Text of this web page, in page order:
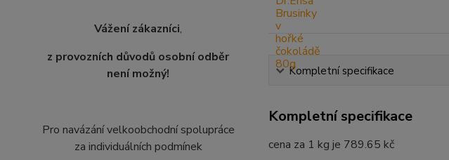
Vážení zákazníci,
z provozních důvodů osobní odběr
není možný!
Pro navázání velkoobchodní spolupráce
za individuálních podmínek
Kompletní specifikace
Kompletní specifikace
cena za 1 kg je 789.65 kč